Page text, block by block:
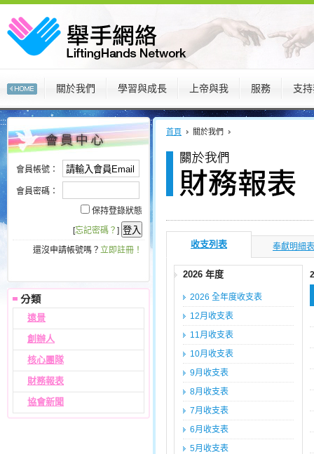
關於我們 學習與成長 上帝與我 服務 支
:::
會員帳號：
會員密碼：
保持登錄狀態
[忘記密碼？ ]
還沒申請帳號嗎？ 立即註冊！
遠景
創辦人
核心團隊
財務報表
協會新聞
:::
首頁 關於我們
收支列表 奉獻明細表
2026 年度
2026 全年度收支表
12月收支表
11月收支表
10月收支表
9月收支表
8月收支表
7月收支表
6月收支表
5月收支表